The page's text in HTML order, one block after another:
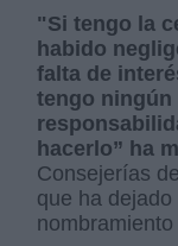
"Si tengo la
habido
falta de
tengo ningún
hacerlo” ha
Consejerías
que ha
nombramiento